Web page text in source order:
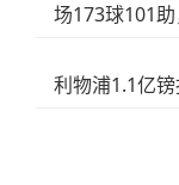
场173球101
利物浦1.1亿